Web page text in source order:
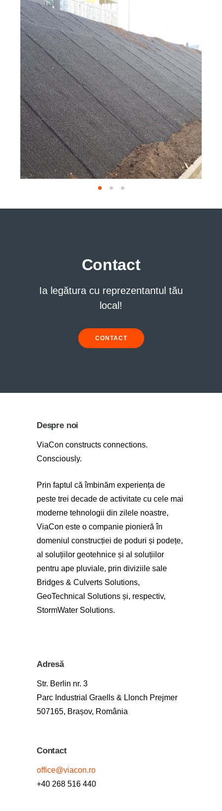
Contact
Ia legătura cu reprezentantul tău
local!
CONTACT
Despre noi
ViaCon constructs connections.
Consciously.
Prin faptul că îmbinăm experiența de
peste trei decade de activitate cu cele mai
moderne tehnologii din zilele noastre,
ViaCon este o companie pionieră în
domeniul construcției de poduri și podețe,
al soluțiilor geotehnice și al soluțiilor
pentru ape pluviale, prin diviziile sale
Bridges & Culverts Solutions,
GeoTechnical Solutions și, respectiv,
StormWater Solutions.
Adresă
Str. Berlin nr. 3
Parc Industrial Graells & Llonch Prejmer
507165, Brașov, România
Contact
office@viacon.ro
+40 268 516 440